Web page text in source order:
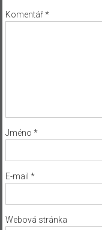
Komentář*
Jméno *
E-mail *
Webová stránka